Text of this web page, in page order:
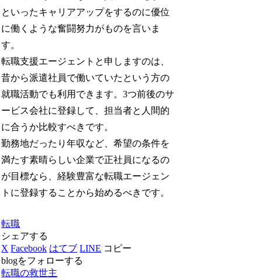
といったキャリアアップをするのに優位
に働くような奮闘努力がものを言いま
す。
転職支援エージェントと申しますのは、
昔から派遣社員で働いていたという方の
就職活動でも利用できます。3つ前後のサ
ービス会社に登録して、担当者と人間的
に合うか比較すべきです。
勤務地だったり年収など、希望の条件を
満たす素晴らしい企業で正社員になるの
が目標なら、経験豊富な転職エージェン
トに登録することから始めるべきです。
転職
シェアする
X Facebook はてブ LINE コピー
blogをフォローする
転職の救世主